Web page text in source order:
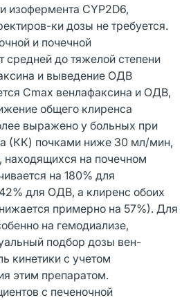
изофермента CYP2D6,
ки дозы не требуется.
и почечной
средней до тяжелой степени
и выведение ОДВ
Cmax венлафаксина и ОДВ,
общего клиренса
выражено у больных при
(КК) почками ниже 30 мл/мин,
находящихся на почечном
на 180% для
для ОДВ, а клиренс обоих
примерно на 57%). Для
на гемодиализе,
подбор дозы вен-
кинетики с учетом
этим препаратом.
с печеночной